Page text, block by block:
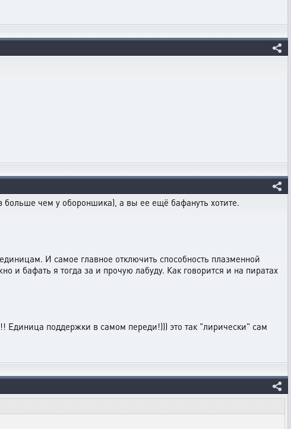
больше чем у обороншика), а вы ее ещё бафануть хотите.
И самое главное отключить способность плазменной
и бафать я тогда за и прочую лабуду. Как говорится и на пиратах
поддержки в самом переди!))) это так "лирически" сам